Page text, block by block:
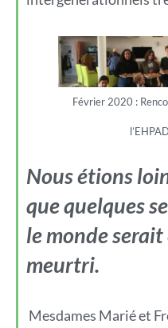
Février 2020 :
Nous étions
que quelques
le monde
meurtri.
Mesdames Marié et